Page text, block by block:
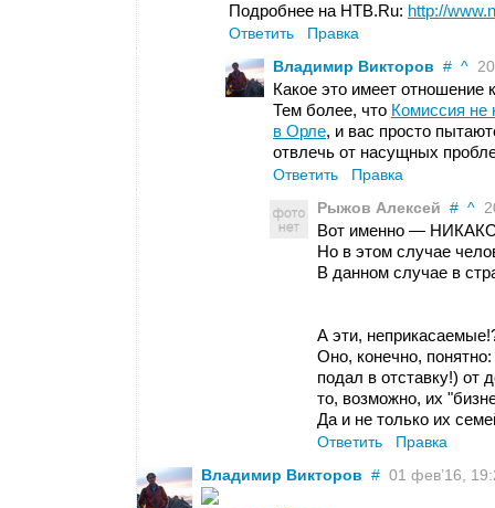
Подробнее на НТВ.Ru: http://
Ответить
Правка
Владимир Викторов # ^
Какое это имеет отношение
Тем более, что Комиссия
в Орле, и вас просто
отвлечь от насущных
Ответить
Правка
Рыжов Алексей # ^
Вот именно —
Но в этом случае
В данном случае в
А эти,
Оно, конечно,
подал в отставку!) от
то, возможно, их
Да и не только их
Ответить
Правка
Владимир Викторов # 01 фев’16,